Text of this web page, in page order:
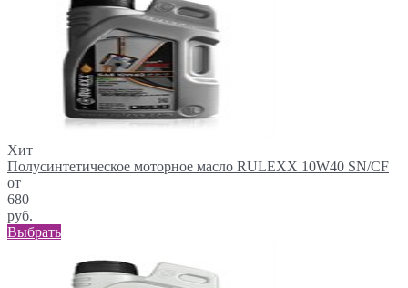
Хит
Полусинтетическое моторное масло RULEXX 10W40 SN/CF
от
680
руб.
Выбрать